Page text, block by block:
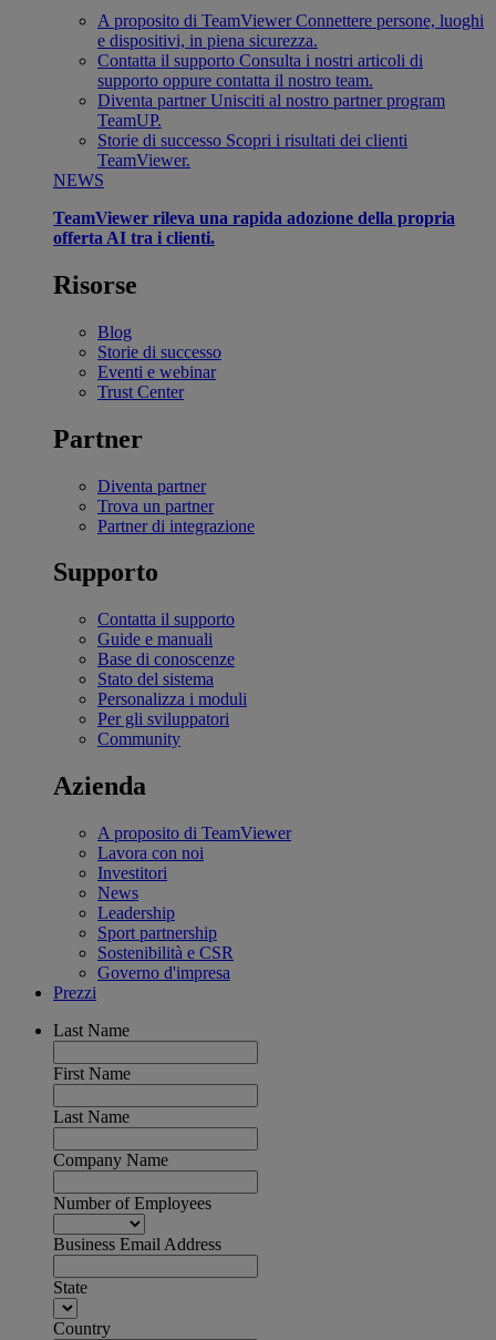
A proposito di TeamViewer Connettere persone, luoghi
e dispositivi, in piena sicurezza.
Contatta il supporto Consulta i nostri articoli di
supporto oppure contatta il nostro team.
Diventa partner Unisciti al nostro partner program
TeamUP.
Storie di successo Scopri i risultati dei clienti
TeamViewer.
NEWS
TeamViewer rileva una rapida adozione della propria
offerta AI tra i clienti.
Risorse
Blog
Storie di successo
Eventi e webinar
Trust Center
Partner
Diventa partner
Trova un partner
Partner di integrazione
Supporto
Contatta il supporto
Guide e manuali
Base di conoscenze
Stato del sistema
Personalizza i moduli
Per gli sviluppatori
Community
Azienda
A proposito di TeamViewer
Lavora con noi
Investitori
News
Leadership
Sport partnership
Sostenibilità e CSR
Governo d'impresa
Prezzi
Last Name
First Name
Last Name
Company Name
Number of Employees
Business Email Address
State
Country